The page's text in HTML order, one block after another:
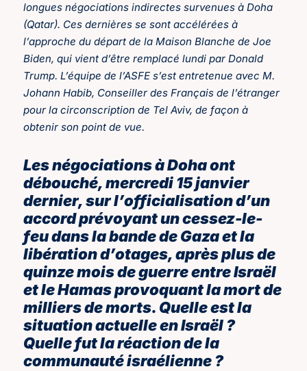
longues négociations indirectes survenues à Doha
(Qatar). Ces dernières se sont accélérées à
l’approche du départ de la Maison Blanche de Joe
Biden, qui vient d’être remplacé lundi par Donald
Trump. L’équipe de l’ASFE s’est entretenue avec M.
Johann Habib, Conseiller des Français de l’étranger
pour la circonscription de Tel Aviv, de façon à
obtenir son point de vue.
Les négociations à Doha ont
débouché, mercredi 15 janvier
dernier, sur l’officialisation d’un
accord prévoyant un cessez-le-
feu dans la bande de Gaza et la
libération d’otages, après plus de
quinze mois de guerre entre Israël
et le Hamas provoquant la mort de
milliers de morts. Quelle est la
situation actuelle en Israël ?
Quelle fut la réaction de la
communauté israélienne ?